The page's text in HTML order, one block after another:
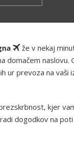
že v nekaj
domačem naslovu.
ur prevoza na vaši
kjer
dogodkov na poti